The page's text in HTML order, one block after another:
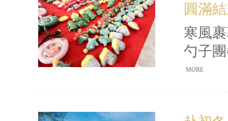
店
裝飾
圓滿
寒風
勺子
動圓
MORE